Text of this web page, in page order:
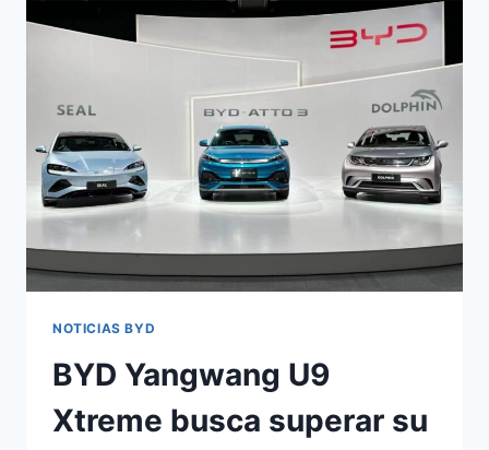
NOTICIAS BYD
BYD Yangwang U9
Xtreme busca superar su